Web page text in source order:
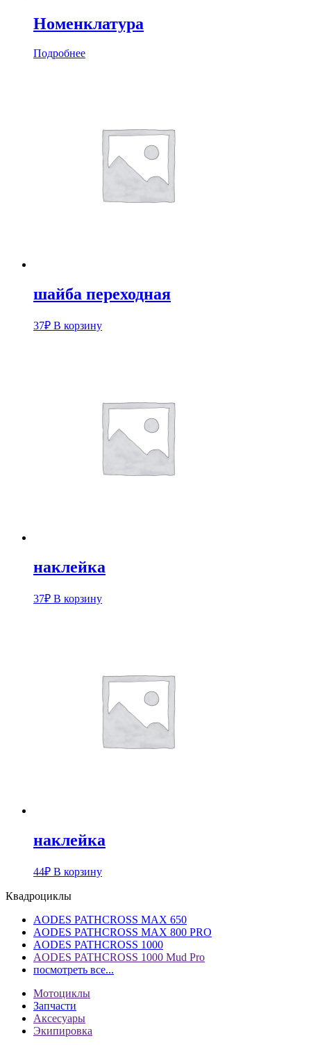
Номенклатура
Подробнее
шайба переходная
37₽ В корзину
наклейка
37₽ В корзину
наклейка
44₽ В корзину
Квадроциклы
AODES PATHCROSS MAX 650
AODES PATHCROSS MAX 800 PRO
AODES PATHCROSS 1000
AODES PATHCROSS 1000 Mud Pro
посмотреть все...
Мотоциклы
Запчасти
Аксесуары
Экипировка